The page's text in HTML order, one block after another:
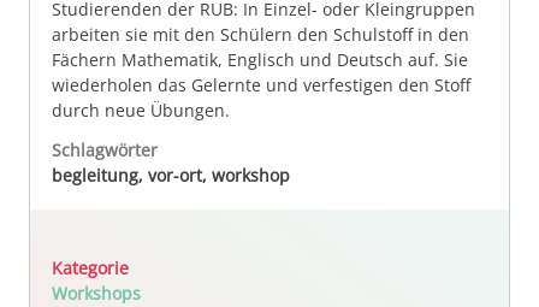
Studierenden der RUB: In Einzel- oder Kleingruppen
arbeiten sie mit den Schülern den Schulstoff in den
Fächern Mathematik, Englisch und Deutsch auf. Sie
wiederholen das Gelernte und verfestigen den Stoff
durch neue Übungen.
Schlagwörter
begleitung, vor-ort, workshop
Kategorie
Workshops